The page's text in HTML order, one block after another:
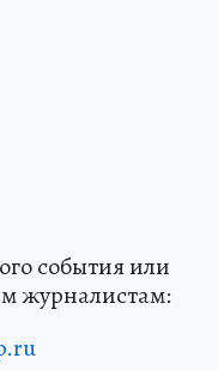
события или
журналистам: